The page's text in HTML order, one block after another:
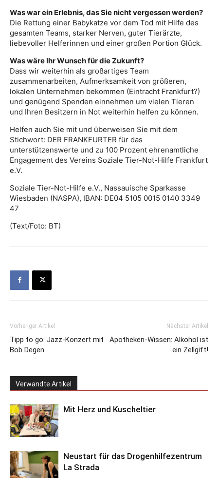
Was war ein Erlebnis, das Sie nicht vergessen werden?
Die Rettung einer Babykatze vor dem Tod mit Hilfe des
gesamten Teams, starker Nerven, guter Tierärzte,
liebevoller Helferinnen und einer großen Portion Glück.
Was wäre Ihr Wunsch für die Zukunft?
Dass wir weiterhin als großartiges Team
zusammenarbeiten, Aufmerksamkeit von größeren,
lokalen Unternehmen bekommen (Eintracht Frankfurt?)
und genügend Spenden einnehmen um vielen Tieren
und Ihren Besitzern in Not weiterhin helfen zu können.
Helfen auch Sie mit und überweisen Sie mit dem
Stichwort: DER FRANKFURTER für das
unterstützenswerte und zu 100 Prozent ehrenamtliche
Engagement des Vereins Soziale Tier-Not-Hilfe Frankfurt
e.V.
Soziale Tier-Not-Hilfe e.V., Nassauische Sparkasse
Wiesbaden (NASPA), IBAN: DE04 5105 0015 0140 3349
47
(Text/Foto: BT)
Vorheriger Artikel
Tipp to go: Jazz-Konzert mit
Bob Degen
Nächster Artikel
Apotheken-Wissen: Alkohol ist
ein Zellgift!
Verwandte Artikel
Mit Herz und Kuscheltier
Neustart für das Drogenhilfezentrum
La Strada